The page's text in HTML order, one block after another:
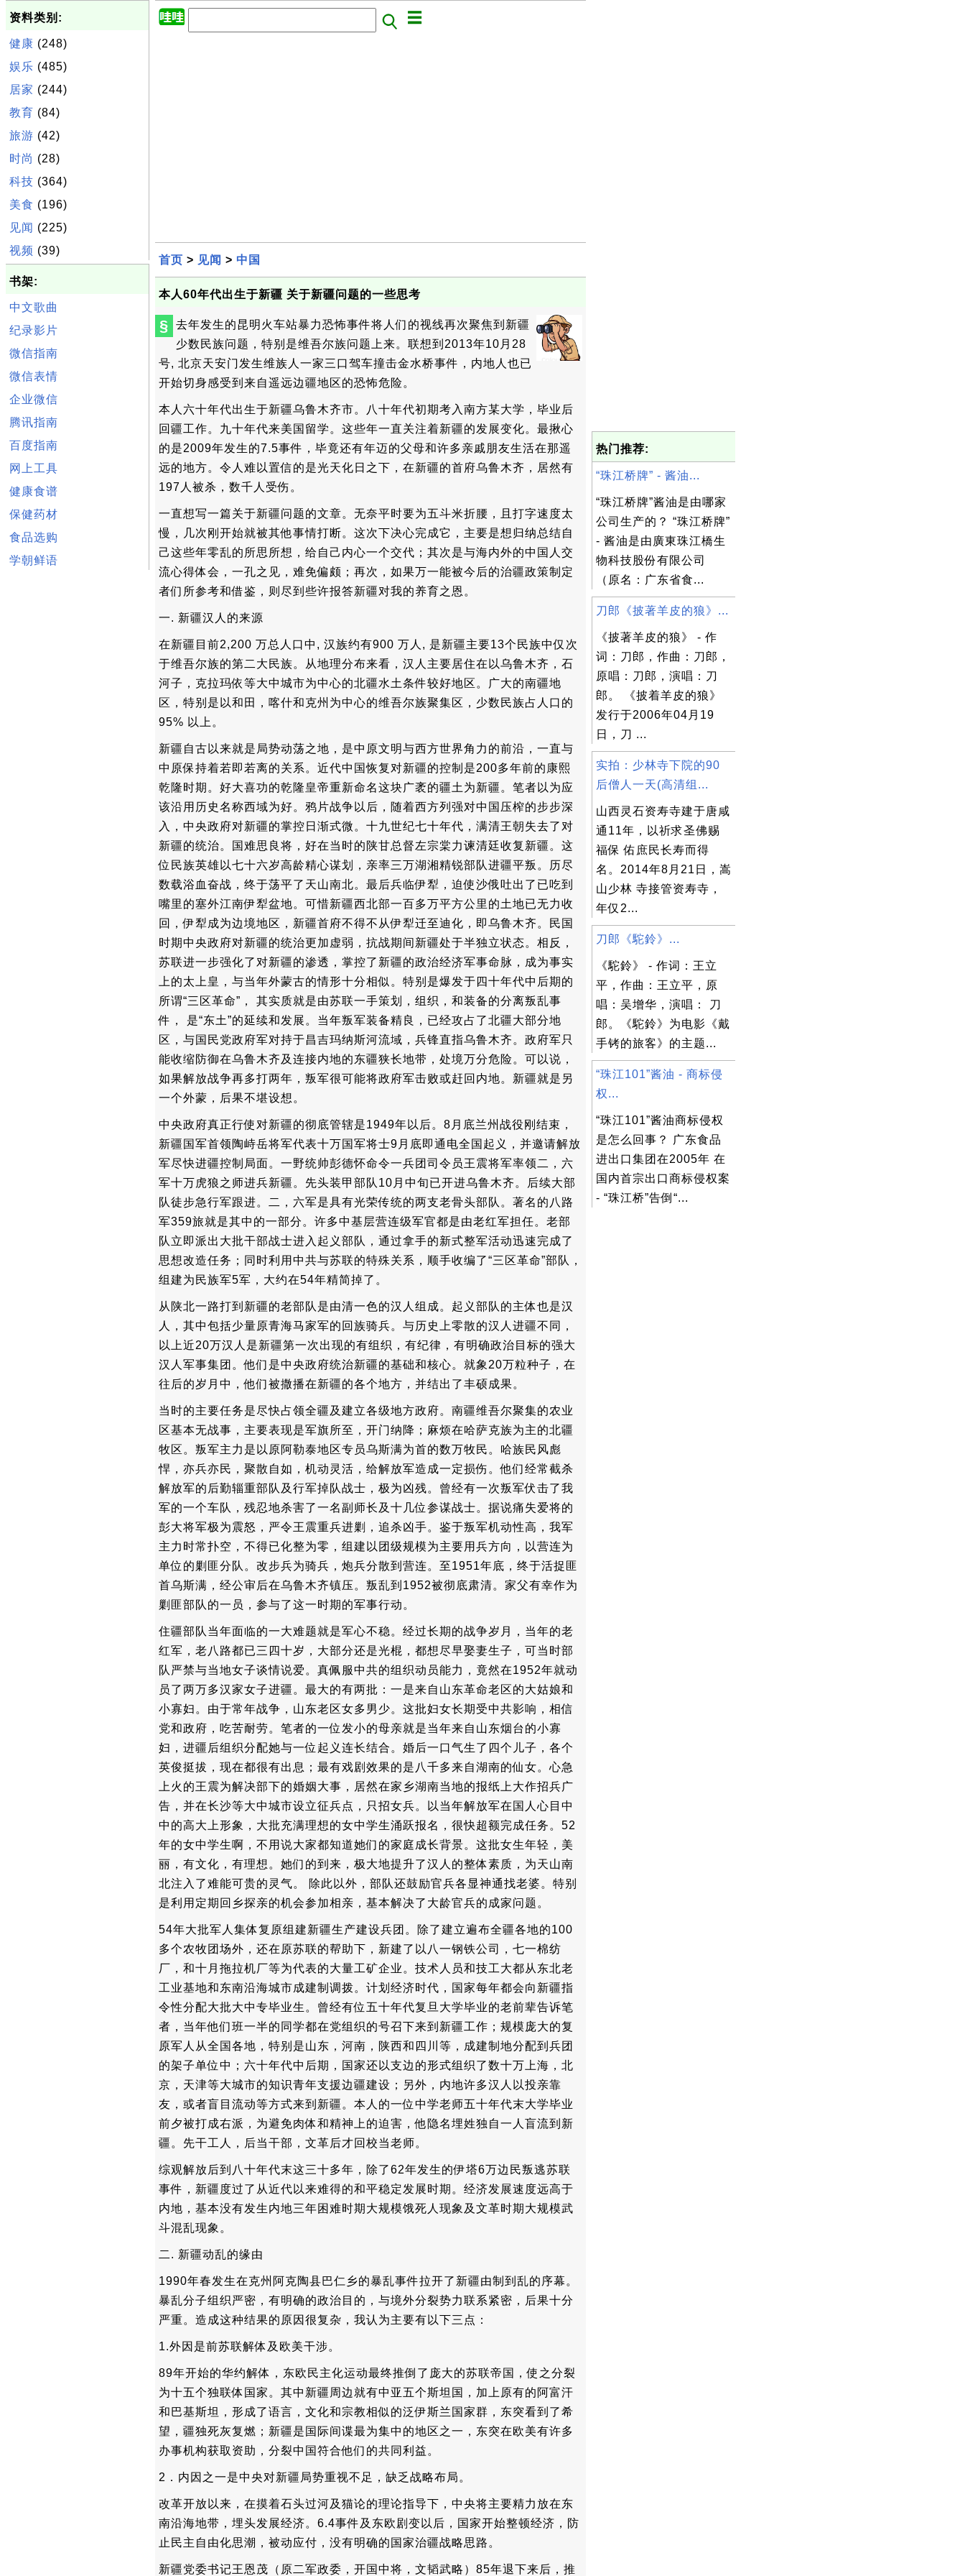
资料类别:
健康 (248)
娱乐 (485)
居家 (244)
教育 (84)
旅游 (42)
时尚 (28)
科技 (364)
美食 (196)
见闻 (225)
视频 (39)
书架:
中文歌曲
纪录影片
微信指南
微信表情
企业微信
腾讯指南
百度指南
网上工具
健康食谱
保健药材
食品选购
学朝鲜语
首页 > 见闻 > 中国
本人60年代出生于新疆 关于新疆问题的一些思考
§
去年发生的昆明火车站暴力恐怖事件将人们的视线再次聚焦到新疆
少数民族问题，特别是维吾尔族问题上来。联想到2013年10月28
号, 北京天安门发生维族人一家三口驾车撞击金水桥事件，内地人也已
开始切身感受到来自遥远边疆地区的恐怖危险。
本人六十年代出生于新疆乌鲁木齐市。八十年代初期考入南方某大学，毕业后
回疆工作。九十年代来美国留学。这些年一直关注着新疆的发展变化。最揪心
的是2009年发生的7.5事件，毕竟还有年迈的父母和许多亲戚朋友生活在那遥
远的地方。令人难以置信的是光天化日之下，在新疆的首府乌鲁木齐，居然有
197人被杀，数千人受伤。
一直想写一篇关于新疆问题的文章。无奈平时要为五斗米折腰，且打字速度太
慢，几次刚开始就被其他事情打断。这次下决心完成它，主要是想归纳总结自
己这些年零乱的所思所想，给自己内心一个交代；其次是与海内外的中国人交
流心得体会，一孔之见，难免偏颇；再次，如果万一能被今后的治疆政策制定
者们所参考和借鉴，则尽到些许报答新疆对我的养育之恩。
一. 新疆汉人的来源
在新疆目前2,200 万总人口中, 汉族约有900 万人, 是新疆主要13个民族中仅次
于维吾尔族的第二大民族。从地理分布来看，汉人主要居住在以乌鲁木齐，石
河子，克拉玛依等大中城市为中心的北疆水土条件较好地区。广大的南疆地
区，特别是以和田，喀什和克州为中心的维吾尔族聚集区，少数民族占人口的
95% 以上。
新疆自古以来就是局势动荡之地，是中原文明与西方世界角力的前沿，一直与
中原保持着若即若离的关系。近代中国恢复对新疆的控制是200多年前的康熙
乾隆时期。好大喜功的乾隆皇帝重新命名这块广袤的疆土为新疆。笔者以为应
该沿用历史名称西域为好。鸦片战争以后，随着西方列强对中国压榨的步步深
入，中央政府对新疆的掌控日渐式微。十九世纪七十年代，满清王朝失去了对
新疆的统治。国难思良将，好在当时的陕甘总督左宗棠力谏清廷收复新疆。这
位民族英雄以七十六岁高龄精心谋划，亲率三万湖湘精锐部队进疆平叛。历尽
数载浴血奋战，终于荡平了天山南北。最后兵临伊犁，迫使沙俄吐出了已吃到
嘴里的塞外江南伊犁盆地。可惜新疆西北部一百多万平方公里的土地已无力收
回，伊犁成为边境地区，新疆首府不得不从伊犁迁至迪化，即乌鲁木齐。民国
时期中央政府对新疆的统治更加虚弱，抗战期间新疆处于半独立状态。相反，
苏联进一步强化了对新疆的渗透，掌控了新疆的政治经济军事命脉，成为事实
上的太上皇，与当年外蒙古的情形十分相似。特别是爆发于四十年代中后期的
所谓“三区革命”， 其实质就是由苏联一手策划，组织，和装备的分离叛乱事
件， 是“东土”的延续和发展。当年叛军装备精良，已经攻占了北疆大部分地
区，与国民党政府军对持于昌吉玛纳斯河流域，兵锋直指乌鲁木齐。政府军只
能收缩防御在乌鲁木齐及连接内地的东疆狭长地带，处境万分危险。可以说，
如果解放战争再多打两年，叛军很可能将政府军击败或赶回内地。新疆就是另
一个外蒙，后果不堪设想。
中央政府真正行使对新疆的彻底管辖是1949年以后。8月底兰州战役刚结束，
新疆国军首领陶峙岳将军代表十万国军将士9月底即通电全国起义，并邀请解放
军尽快进疆控制局面。一野统帅彭德怀命令一兵团司令员王震将军率领二，六
军十万虎狼之师进兵新疆。先头装甲部队10月中旬已开进乌鲁木齐。后续大部
队徒步急行军跟进。二，六军是具有光荣传统的两支老骨头部队。著名的八路
军359旅就是其中的一部分。许多中基层营连级军官都是由老红军担任。老部
队立即派出大批干部战士进入起义部队，通过拿手的新式整军活动迅速完成了
思想改造任务；同时利用中共与苏联的特殊关系，顺手收编了“三区革命”部队，
组建为民族军5军，大约在54年精简掉了。
从陕北一路打到新疆的老部队是由清一色的汉人组成。起义部队的主体也是汉
人，其中包括少量原青海马家军的回族骑兵。与历史上零散的汉人进疆不同，
以上近20万汉人是新疆第一次出现的有组织，有纪律，有明确政治目标的强大
汉人军事集团。他们是中央政府统治新疆的基础和核心。就象20万粒种子，在
往后的岁月中，他们被撒播在新疆的各个地方，并结出了丰硕成果。
当时的主要任务是尽快占领全疆及建立各级地方政府。南疆维吾尔聚集的农业
区基本无战事，主要表现是军旗所至，开门纳降；麻烦在哈萨克族为主的北疆
牧区。叛军主力是以原阿勒泰地区专员乌斯满为首的数万牧民。哈族民风彪
悍，亦兵亦民，聚散自如，机动灵活，给解放军造成一定损伤。他们经常截杀
解放军的后勤辎重部队及行军掉队战士，极为凶残。曾经有一次叛军伏击了我
军的一个车队，残忍地杀害了一名副师长及十几位参谋战士。据说痛失爱将的
彭大将军极为震怒，严令王震重兵进剿，追杀凶手。鉴于叛军机动性高，我军
主力时常扑空，不得已化整为零，组建以团级规模为主要用兵方向，以营连为
单位的剿匪分队。改步兵为骑兵，炮兵分散到营连。至1951年底，终于活捉匪
首乌斯满，经公审后在乌鲁木齐镇压。叛乱到1952被彻底肃清。家父有幸作为
剿匪部队的一员，参与了这一时期的军事行动。
住疆部队当年面临的一大难题就是军心不稳。经过长期的战争岁月，当年的老
红军，老八路都已三四十岁，大部分还是光棍，都想尽早娶妻生子，可当时部
队严禁与当地女子谈情说爱。真佩服中共的组织动员能力，竟然在1952年就动
员了两万多汉家女子进疆。最大的有两批：一是来自山东革命老区的大姑娘和
小寡妇。由于常年战争，山东老区女多男少。这批妇女长期受中共影响，相信
党和政府，吃苦耐劳。笔者的一位发小的母亲就是当年来自山东烟台的小寡
妇，进疆后组织分配她与一位起义连长结合。婚后一口气生了四个儿子，各个
英俊挺拔，现在都很有出息；最有戏剧效果的是八千多来自湖南的仙女。心急
上火的王震为解决部下的婚姻大事，居然在家乡湖南当地的报纸上大作招兵广
告，并在长沙等大中城市设立征兵点，只招女兵。以当年解放军在国人心目中
中的高大上形象，大批充满理想的女中学生涌跃报名，很快超额完成任务。52
年的女中学生啊，不用说大家都知道她们的家庭成长背景。这批女生年轻，美
丽，有文化，有理想。她们的到来，极大地提升了汉人的整体素质，为天山南
北注入了难能可贵的灵气。 除此以外，部队还鼓励官兵各显神通找老婆。特别
是利用定期回乡探亲的机会参加相亲，基本解决了大龄官兵的成家问题。
54年大批军人集体复原组建新疆生产建设兵团。除了建立遍布全疆各地的100
多个农牧团场外，还在原苏联的帮助下，新建了以八一钢铁公司，七一棉纺
厂，和十月拖拉机厂等为代表的大量工矿企业。技术人员和技工大都从东北老
工业基地和东南沿海城市成建制调拨。计划经济时代，国家每年都会向新疆指
令性分配大批大中专毕业生。曾经有位五十年代复旦大学毕业的老前辈告诉笔
者，当年他们班一半的同学都在党组织的号召下来到新疆工作；规模庞大的复
原军人从全国各地，特别是山东，河南，陕西和四川等，成建制地分配到兵团
的架子单位中；六十年代中后期，国家还以支边的形式组织了数十万上海，北
京，天津等大城市的知识青年支援边疆建设；另外，内地许多汉人以投亲靠
友，或者盲目流动等方式来到新疆。本人的一位中学老师五十年代末大学毕业
前夕被打成右派，为避免肉体和精神上的迫害，他隐名埋姓独自一人盲流到新
疆。先干工人，后当干部，文革后才回校当老师。
综观解放后到八十年代末这三十多年，除了62年发生的伊塔6万边民叛逃苏联
事件，新疆度过了从近代以来难得的和平稳定发展时期。经济发展速度远高于
内地，基本没有发生内地三年困难时期大规模饿死人现象及文革时期大规模武
斗混乱现象。
二. 新疆动乱的缘由
1990年春发生在克州阿克陶县巴仁乡的暴乱事件拉开了新疆由制到乱的序幕。
暴乱分子组织严密，有明确的政治目的，与境外分裂势力联系紧密，后果十分
严重。造成这种结果的原因很复杂，我认为主要有以下三点：
1.外因是前苏联解体及欧美干涉。
89年开始的华约解体，东欧民主化运动最终推倒了庞大的苏联帝国，使之分裂
为十五个独联体国家。其中新疆周边就有中亚五个斯坦国，加上原有的阿富汗
和巴基斯坦，形成了语言，文化和宗教相似的泛伊斯兰国家群，东突看到了希
望，疆独死灰复燃；新疆是国际间谍最为集中的地区之一，东突在欧美有许多
办事机构获取资助，分裂中国符合他们的共同利益。
2．内因之一是中央对新疆局势重视不足，缺乏战略布局。
改革开放以来，在摸着石头过河及猫论的理论指导下，中央将主要精力放在东
南沿海地带，埋头发展经济。6.4事件及东欧剧变以后，国家开始整顿经济，防
止民主自由化思潮，被动应付，没有明确的国家治疆战略思路。
新疆党委书记王恩茂（原二军政委，开国中将，文韬武略）85年退下来后，推
热门推荐:
“珠江桥牌” - 酱油...
“珠江桥牌”酱油是由哪家
公司生产的？ “珠江桥牌”
- 酱油是由廣東珠江橋生
物科技股份有限公司
（原名：广东省食...
刀郎《披著羊皮的狼》...
《披著羊皮的狼》 - 作
词：刀郎，作曲：刀郎，
原唱：刀郎，演唱：刀
郎。 《披着羊皮的狼》
发行于2006年04月19
日，刀 ...
实拍：少林寺下院的90
后僧人一天(高清组...
山西灵石资寿寺建于唐咸
通11年，以祈求圣佛赐
福保 佑庶民长寿而得
名。2014年8月21日，嵩
山少林 寺接管资寿寺，
年仅2...
刀郎《駝鈴》...
《駝鈴》 - 作词：王立
平，作曲：王立平，原
唱：吴增华，演唱： 刀
郎。《駝鈴》为电影《戴
手铐的旅客》的主题...
“珠江101”酱油 - 商标侵
权...
“珠江101”酱油商标侵权
是怎么回事？ 广东食品
进出口集团在2005年 在
国内首宗出口商标侵权案
- “珠江桥”告倒“...